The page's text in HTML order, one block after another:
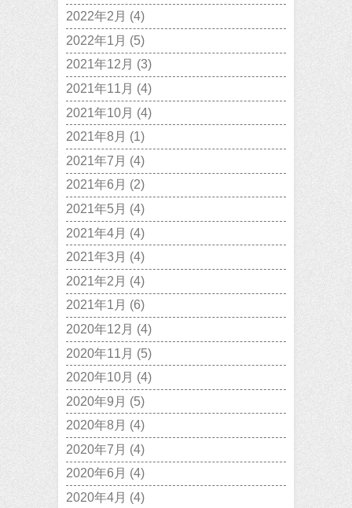
2022年2月 (4)
2022年1月 (5)
2021年12月 (3)
2021年11月 (4)
2021年10月 (4)
2021年8月 (1)
2021年7月 (4)
2021年6月 (2)
2021年5月 (4)
2021年4月 (4)
2021年3月 (4)
2021年2月 (4)
2021年1月 (6)
2020年12月 (4)
2020年11月 (5)
2020年10月 (4)
2020年9月 (5)
2020年8月 (4)
2020年7月 (4)
2020年6月 (4)
2020年4月 (4)